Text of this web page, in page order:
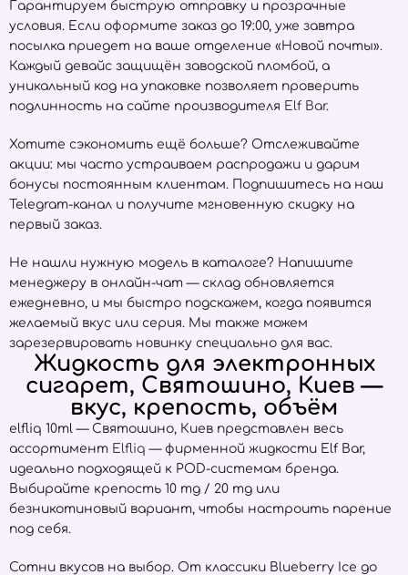
Гарантируем быструю отправку и прозрачные
условия. Если оформите заказ до 19:00, уже завтра
посылка приедет на ваше отделение «Новой почты».
Каждый девайс защищён заводской пломбой, а
уникальный код на упаковке позволяет проверить
подлинность на сайте производителя Elf Bar.
Хотите сэкономить ещё больше? Отслеживайте
акции: мы часто устраиваем распродажи и дарим
бонусы постоянным клиентам. Подпишитесь на наш
Telegram-канал и получите мгновенную скидку на
первый заказ.
Не нашли нужную модель в каталоге? Напишите
менеджеру в онлайн-чат — склад обновляется
ежедневно, и мы быстро подскажем, когда появится
желаемый вкус или серия. Мы также можем
зарезервировать новинку специально для вас.
Жидкость для электронных
сигарет, Святошино, Киев —
вкус, крепость, объём
elfliq 10ml — Святошино, Киев представлен весь
ассортимент Elfliq — фирменной жидкости Elf Bar,
идеально подходящей к POD-системам бренда.
Выбирайте крепость 10 mg / 20 mg или
безникотиновый вариант, чтобы настроить парение
под себя.
Сотни вкусов на выбор. От классики Blueberry Ice до